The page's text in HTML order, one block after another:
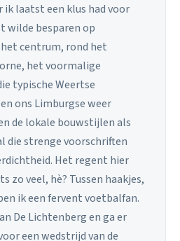
ik laatst een klus had voor
wilde besparen op
centrum, rond het
het voormalige
typische Weertse
ons Limburgse weer
de lokale bouwstijlen als
die strenge voorschriften
Het regent hier
zo veel, hè? Tussen haakjes,
ik een fervent voetbalfan.
De Lichtenberg en ga er
een wedstrijd van de